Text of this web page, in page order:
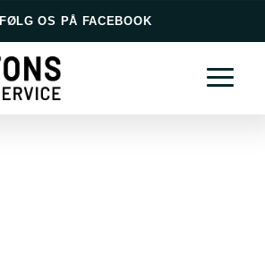
FØLG OS PÅ FACEBOOK